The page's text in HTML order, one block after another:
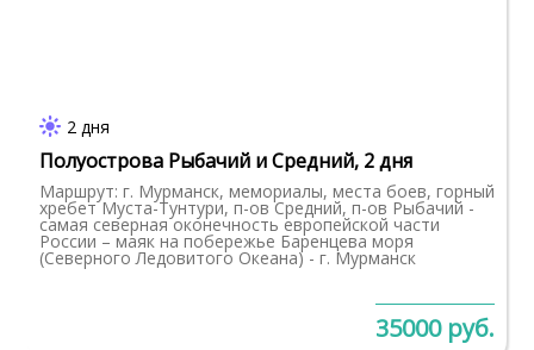
2 дня
Полуострова Рыбачий и Средний, 2 дня
Маршрут: г. Мурманск, мемориалы, места боев, горный
хребет Муста-Тунтури, п-ов Средний, п-ов Рыбачий -
самая северная оконечность европейской части
России – маяк на побережье Баренцева моря
(Северного Ледовитого Океана) - г. Мурманск
35000 руб.